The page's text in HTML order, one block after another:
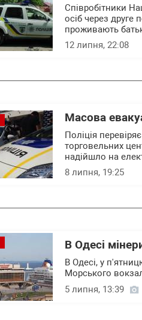
Співробітники
осіб через друге
проживають
12 липня, 22:08
Масова
Поліція
торговельних
надійшло на
8 липня, 19:25
В Одесі
В Одесі, у
Морського
5 липня, 13:39